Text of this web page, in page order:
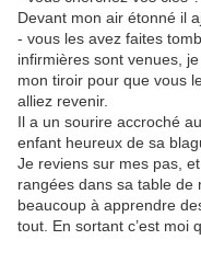
Devant mon air étonné il
- vous les avez faites
infirmières sont venues,
mon tiroir pour que vous
alliez revenir.
Il a un sourire accroché
enfant heureux de sa
Je reviens sur mes pas,
rangées dans sa table de
beaucoup à apprendre
tout. En sortant c’est moi